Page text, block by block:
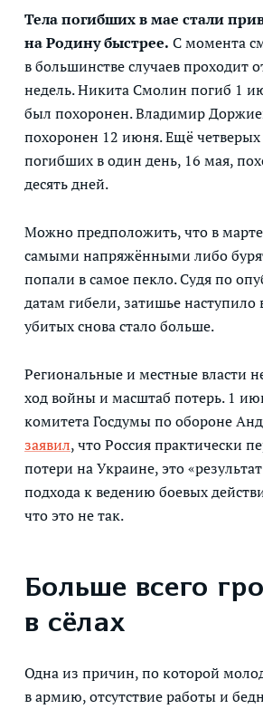
Тела погибших в мае стали
на Родину быстрее. С момента
в большинстве случаев проходит
недель. Никита Смолин погиб 1
был похоронен. Владимир
похоронен 12 июня. Ещё
погибших в один день, 16 мая,
десять дней.
Можно предположить, что в
самыми напряжёнными либо
попали в самое пекло. Судя по
датам гибели, затишье наступило
убитых снова стало больше.
Региональные и местные власти
ход войны и масштаб потерь. 1
комитета Госдумы по обороне
заявил, что Россия практически
потери на Украине, это
подхода к ведению боевых
что это не так.
Больше всего
в сёлах
Одна из причин, по которой
в армию, отсутствие работы и